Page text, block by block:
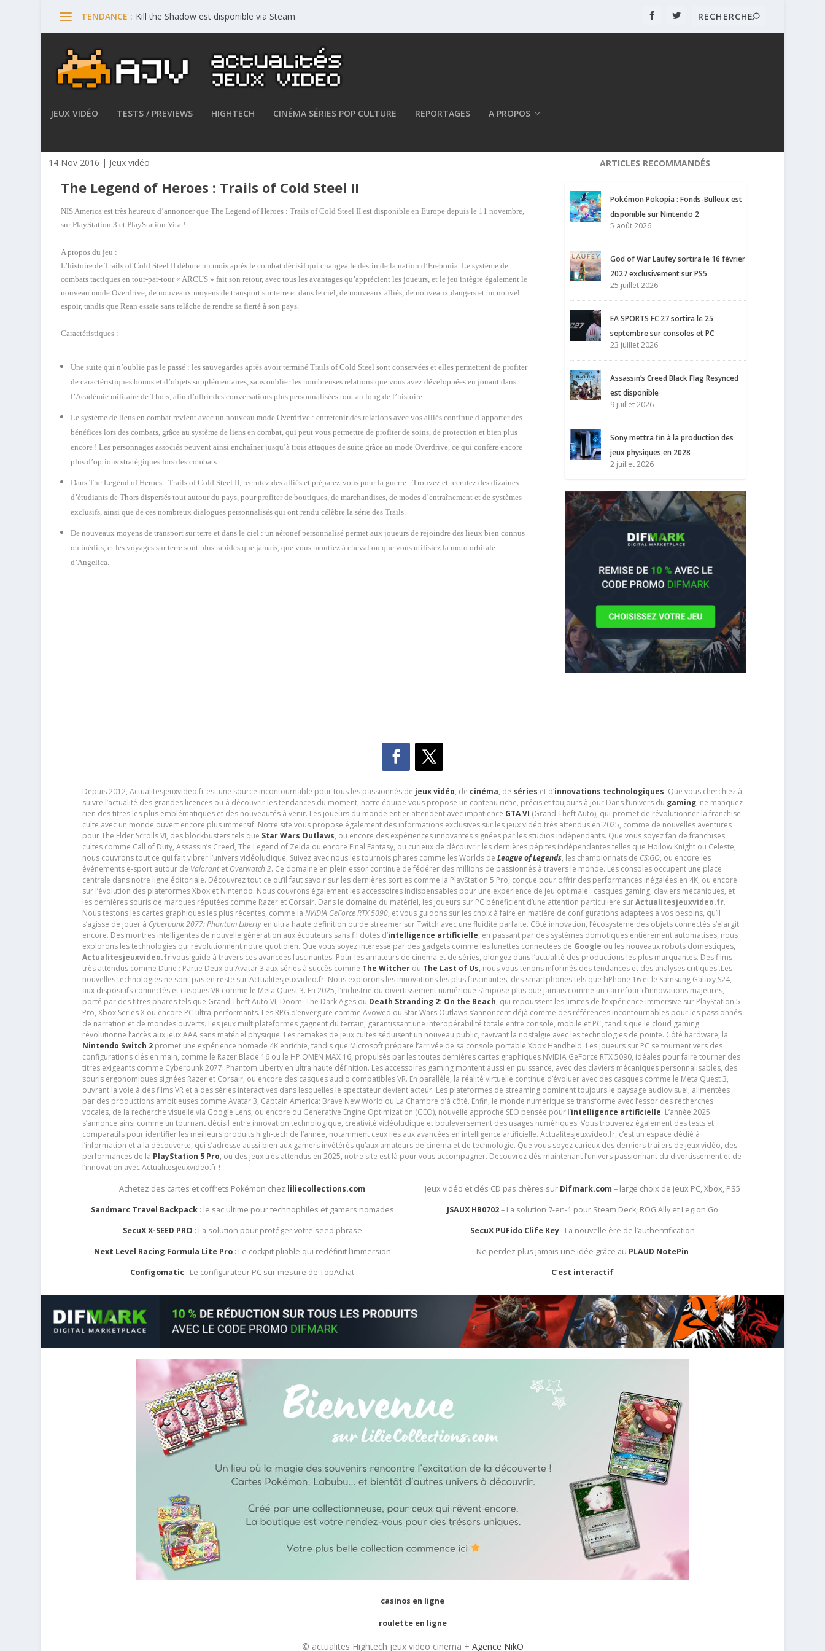
TENDANCE : Kill the Shadow est disponible via Steam
JEUX VIDÉO TESTS / PREVIEWS HIGHTECH CINÉMA SÉRIES POP CULTURE REPORTAGES A PROPOS
14 Nov 2016 | Jeux vidéo
The Legend of Heroes : Trails of Cold Steel II
NIS America est très heureux d’annoncer queThe Legend of Heroes : Trails of Cold Steel II est disponible en Europe depuis le 11 novembre,
sur PlayStation 3 et PlayStation Vita !
A propos du jeu :
L’histoire deTrails of Cold Steel IIdébute un mois après le combat décisif qui changea le destin de la nation d’Erebonia. Le système de
combats tactiques en tour-par-tour « ARCUS » fait son retour, avec tous les avantages qu’apprécient les joueurs, et le jeu intègre également le
nouveau modeOverdrive , de nouveaux moyens de transport sur terre et dans le ciel, de nouveaux alliés, de nouveaux dangers et un nouvel
espoir, tandis que Rean essaie sans relâche de rendre sa fierté à son pays.
Caractéristiques :
Une suite qui n’oublie pas le passé : les sauvegardes après avoir terminéTrails of Cold Steelsont conservées et elles permettent de profiter
de caractéristiques bonus et d’objets supplémentaires, sans oublier les nombreuses relations que vous avez développées en jouant dans
l’Académie militaire de Thors, afin d’offrir des conversations plus personnalisées tout au long de l’histoire.
Le système de liens en combat revient avec un nouveau modeOverdrive : entretenir des relations avec vos alliés continue d’apporter des
bénéfices lors des combats, grâce au système de liens en combat, qui peut vous permettre de profiter de soins, de protection et bien plus
encore ! Les personnages associés peuvent ainsi enchaîner jusqu’à trois attaques de suite grâce au modeOverdrive , ce qui confère encore
plus d’options stratégiques lors des combats.
Dans The Legend of Heroes : Trails of Cold Steel II, recrutez des alliés et préparez-vous pour la guerre : Trouvez et recrutez des dizaines
d’étudiants de Thors dispersés tout autour du pays, pour profiter de boutiques, de marchandises, de modes d’entraînement et de systèmes
exclusifs, ainsi que de ces nombreux dialogues personnalisés qui ont rendu célèbre la série desTrails
De nouveaux moyens de transport sur terre et dans le ciel : un aéronef personnalisé permet aux joueurs de rejoindre des lieux bien connus
ou inédits, et les voyages sur terre sont plus rapides que jamais, que vous montiez à cheval ou que vous utilisiez la moto orbitale
d’Angelica.
ARTICLES RECOMMANDÉS
Pokémon Pokopia : Fonds-Bulleux est
disponible sur Nintendo 2
5 août 2026
God of War Laufey sortira le 16 février
2027 exclusivement sur PS5
25 juillet 2026
EA SPORTS FC 27 sortira le 25
septembre sur consoles et PC
23 juillet 2026
Assassin’s Creed Black Flag Resynced
est disponible
9 juillet 2026
Sony mettra fin à la production des
jeux physiques en 2028
2 juillet 2026
Depuis 2012, Actualitesjeuxvideo.fr est une source incontournable pour tous les passionnés de jeux vidéo, de cinéma,de séries et d’innovations technologiques. Que vous cherchiez à
suivre l’actualité des grandes licences ou à découvrir les tendances du moment, notre équipe vous propose un contenu riche, précis et toujours à jour.Dans l’univers du gaming, ne manquez
rien des titres les plus emblématiques et des nouveautés à venir. Les joueurs du monde entier attendent avec impatience GTA VI (Grand Theft Auto), qui promet de révolutionner la franchise
culte avec un monde ouvert encore plus immersif. Notre site vous propose également des informations exclusives sur les jeux vidéo très attendus en 2025, comme de nouvelles aventures
pour The Elder Scrolls VI, des blockbusters tels que Star Wars Outlaws, ou encore des expériences innovantes signées par les studios indépendants. Que vous soyez fan de franchises
cultes comme Call of Duty, Assassin’s Creed, The Legend of Zelda ou encore Final Fantasy, ou curieux de découvrir les dernières pépites indépendantes telles que Hollow Knight ou Celeste,
nous couvrons tout ce qui fait vibrer l’univers vidéoludique. Suivez avec nous les tournois phares comme les Worlds de League of Legends, les championnats de CS:GO, ou encore les
événements e-sport autour de Valorantet Overwatch 2. Ce domaine en plein essor continue de fédérer des millions de passionnés à travers le monde. Les consoles occupent une place
centrale dans notre ligne éditoriale. Découvrez tout ce qu’il faut savoir sur les dernières sorties comme la PlayStation 5 Pro, conçue pour offrir des performances inégalées en 4K, ou encore
sur l’évolution des plateformes Xbox et Nintendo. Nous couvrons également les accessoires indispensables pour une expérience de jeu optimale : casques gaming, claviers mécaniques, et
les dernières souris de marques réputées comme Razer et Corsair. Dans le domaine du matériel, les joueurs sur PC bénéficient d’une attention particulière surActualitesjeuxvideo.fr.
Nous testons les cartes graphiques les plus récentes, comme la NVIDIA GeForce RTX 5090, et vous guidons sur les choix à faire en matière de configurations adaptées à vos besoins, qu’il
s’agisse de jouer à Cyberpunk 2077: Phantom Libertyen ultra haute définition ou de streamer sur Twitch avec une fluidité parfaite. Côté innovation, l’écosystème des objets connectés s’élargit
encore. Des montres intelligentes de nouvelle génération aux écouteurs sans fil dotés d’intelligence artificielle, en passant par des systèmes domotiques entièrement automatisés, nous
explorons les technologies qui révolutionnent notre quotidien. Que vous soyez intéressé par des gadgets comme les lunettes connectées de Google ou les nouveaux robots domestiques,
Actualitesjeuxvideo.frvous guide à travers ces avancées fascinantes. Pour les amateurs de cinéma et de séries, plongez dans l’actualité des productions les plus marquantes. Des films
très attendus comme Dune : Partie Deux ou Avatar 3 aux séries à succès comme The Witcherou The Last of Us, nous vous tenons informés des tendances et des analyses critiques .Les
nouvelles technologies ne sont pas en reste sur Actualitesjeuxvideo.fr. Nous explorons les innovations les plus fascinantes, des smartphones tels que l’iPhone 16 et le Samsung Galaxy S24,
aux dispositifs connectés et casques VR comme le Meta Quest 3. En 2025, l’industrie du divertissement numérique s’impose plus que jamais comme un carrefour d’innovations majeures,
porté par des titres phares tels que Grand Theft Auto VI, Doom: The Dark Ages ou Death Stranding 2: On the Beach, qui repoussent les limites de l’expérience immersive sur PlayStation 5
Pro, Xbox Series X ou encore PC ultra-performants. Les RPG d’envergure comme Avowed ou Star Wars Outlaws s’annoncent déjà comme des références incontournables pour les passionnés
de narration et de mondes ouverts. Les jeux multiplateformes gagnent du terrain, garantissant une interopérabilité totale entre console, mobile et PC, tandis que le cloud gaming
révolutionne l’accès aux jeux AAA sans matériel physique. Les remakes de jeux cultes séduisent un nouveau public, ravivant la nostalgie avec les technologies de pointe. Côté hardware, la
Nintendo Switch 2promet une expérience nomade 4K enrichie, tandis que Microsoft prépare l’arrivée de sa console portable Xbox Handheld. Les joueurs sur PC se tournent vers des
configurations clés en main, comme le Razer Blade 16 ou le HP OMEN MAX 16, propulsés par les toutes dernières cartes graphiques NVIDIA GeForce RTX 5090, idéales pour faire tourner des
titres exigeants comme Cyberpunk 2077: Phantom Liberty en ultra haute définition. Les accessoires gaming montent aussi en puissance, avec des claviers mécaniques personnalisables, des
souris ergonomiques signées Razer et Corsair, ou encore des casques audio compatibles VR. En parallèle, la réalité virtuelle continue d’évoluer avec des casques comme le Meta Quest 3,
ouvrant la voie à des films VR et à des séries interactives dans lesquelles le spectateur devient acteur. Les plateformes de streaming dominent toujours le paysage audiovisuel, alimentées
par des productions ambitieuses comme Avatar 3, Captain America: Brave New World ou La Chambre d’à côté. Enfin, le monde numérique se transforme avec l’essor des recherches
vocales, de la recherche visuelle via Google Lens, ou encore du Generative Engine Optimization (GEO), nouvelle approche SEO pensée pour l’intelligence artificielle. L’année 2025
s’annonce ainsi comme un tournant décisif entre innovation technologique, créativité vidéoludique et bouleversement des usages numériques. Vous trouverez également des tests et
comparatifs pour identifier les meilleurs produits high-tech de l’année, notamment ceux liés aux avancées en intelligence artificielle. Actualitesjeuxvideo.fr, c’est un espace dédié à
l’information et à la découverte, qui s’adresse aussi bien aux gamers invétérés qu’aux amateurs de cinéma et de technologie. Que vous soyez curieux des derniers trailers de jeux vidéo, des
performances de la PlayStation 5 Pro, ou des jeux très attendus en 2025, notre site est là pour vous accompagner. Découvrez dès maintenant l’univers passionnant du divertissement et de
l’innovation avec Actualitesjeuxvideo.fr !
Achetez des cartes et coffrets Pokémon chez liliecollections.com
Sandmarc Travel Backpack: le sac ultime pour technophiles et gamers nomades
SecuX X-SEED PRO : La solution pour protéger votre seed phrase
Next Level Racing Formula Lite Pro: Le cockpit pliable qui redéfinit l’immersion
Configomatic : Le configurateur PC sur mesure de TopAchat
Jeux vidéo et clés CD pas chères sur Difmark.com – large choix de jeux PC, Xbox, PS5
JSAUX HB0702– La solution 7-en-1 pour Steam Deck, ROG Ally et Legion Go
SecuX PUFido Clife Key : La nouvelle ère de l’authentification
Ne perdez plus jamais une idée grâce au PLAUD NotePin
C’est interactif
casinos en ligne
roulette en ligne
© actualites Hightech jeux video cinema + Agence NikO